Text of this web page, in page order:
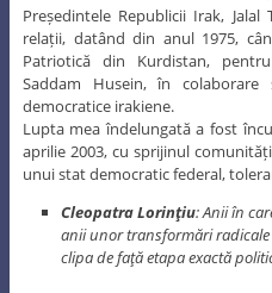
Președintele Republicii Irak,
relații, datând din anul 1975,
Patriotică din Kurdistan,
Saddam Husein, în
democratice irakiene.
Lupta mea îndelungată a fost
aprilie 2003, cu sprijinul
unui stat democratic federal,
Cleopatra Lorinţiu: Anii în
anii unor transformări
clipa de faţă etapa exactă